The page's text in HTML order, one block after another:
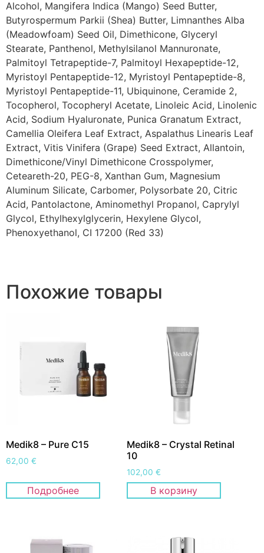
Alcohol, Mangifera Indica (Mango) Seed Butter,
Butyrospermum Parkii (Shea) Butter, Limnanthes Alba
(Meadowfoam) Seed Oil, Dimethicone, Glyceryl
Stearate, Panthenol, Methylsilanol Mannuronate,
Palmitoyl Tetrapeptide-7, Palmitoyl Hexapeptide-12,
Myristoyl Pentapeptide-12, Myristoyl Pentapeptide-8,
Myristoyl Pentapeptide-11, Ubiquinone, Ceramide 2,
Tocopherol, Tocopheryl Acetate, Linoleic Acid, Linolenic
Acid, Sodium Hyaluronate, Punica Granatum Extract,
Camellia Oleifera Leaf Extract, Aspalathus Linearis Leaf
Extract, Vitis Vinifera (Grape) Seed Extract, Allantoin,
Dimethicone/Vinyl Dimethicone Crosspolymer,
Ceteareth-20, PEG-8, Xanthan Gum, Magnesium
Aluminum Silicate, Carbomer, Polysorbate 20, Citric
Acid, Pantolactone, Aminomethyl Propanol, Caprylyl
Glycol, Ethylhexylglycerin, Hexylene Glycol,
Phenoxyethanol, CI 17200 (Red 33)
Похожие товары
Medik8 – Pure C15
62,00 €
Подробнее
Medik8 – Crystal Retinal
10
102,00€
В корзину